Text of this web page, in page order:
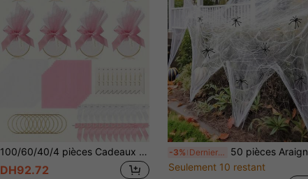
100/60/40/4 pièces Cadeaux de mariage, Sacs cadeaux en tulle blanc/rose DIY, Sacs de faveurs de fête de mariage, Sacs à biscuits et bonbons, Sacs surprises de fête, Décoration de centre de table, Convient pour la cérémonie de mariage, la douche de mariée, les cadeaux de fête à thème
DH92.72
-3% Derniers 3 jours
50 pièces Araignées artificielles et décorations de toile d'araignée, ornements de toile d'araignée de jardin extérieur, convient pour la décoration de fête, la décoration de la maison, la décoration d'Halloween, la décoration de la chambre
Seulement 10 restant